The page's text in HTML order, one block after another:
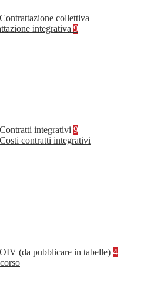
Contrattazione collettiva
integrativa 9
Contratti integrativi 9
Costi contratti integrativi
OIV (da pubblicare in tabelle) 4